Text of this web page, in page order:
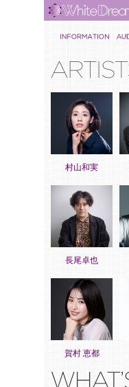
村山和実
長尾卓也
賀村 恵都